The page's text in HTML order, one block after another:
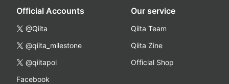
Official Accounts
@Qiita
@qiita_milestone
@qiitapoi
Facebook
Our service
Qiita Team
Qiita Zine
Official Shop